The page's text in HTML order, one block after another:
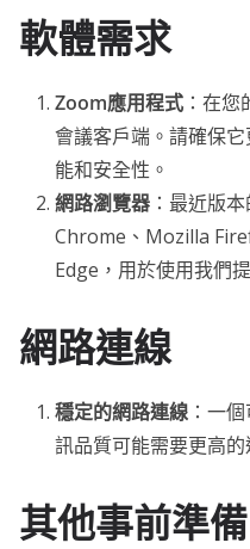
軟體需求
Zoom應用程式 ：在
會議客戶端。請確保
能和安全性。
網路瀏覽器 ：最近版
Chrome、Mozilla
Edge，用於使用我們
網路連線
穩定的網路連線 ：一
訊品質可能需要更高的
其他事前準備